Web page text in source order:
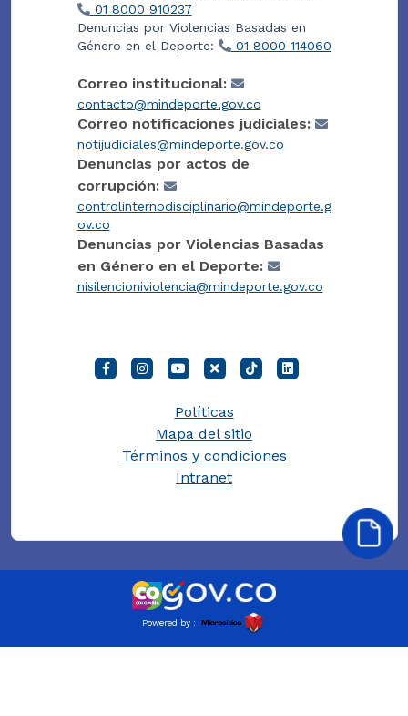
01 8000 910237
Denuncias por Violencias Basadas en
Género en el Deporte:
01 8000 114060
Correo institucional:
contacto@mindeporte.gov.co
Correo notificaciones judiciales:
notijudiciales@mindeporte.gov.co
Denuncias por actos de
corrupción:
controlinternodisciplinario@mindeporte.g
ov.co
Denuncias por Violencias Basadas
en Género en el Deporte:
nisilencioniviolencia@mindeporte.gov.co
Políticas
Mapa del sitio
Términos y condiciones
Intranet
Powered by :